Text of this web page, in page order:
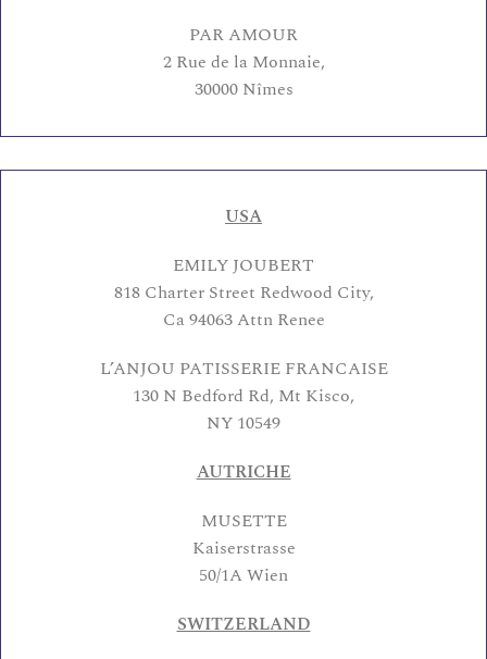
PAR AMOUR
2 Rue de la Monnaie,
30000 Nîmes
USA
EMILY JOUBERT
818 Charter Street Redwood City,
Ca 94063 Attn Renee
L’ANJOU PATISSERIE FRANCAISE
130 N Bedford Rd, Mt Kisco,
NY 10549
AUTRICHE
MUSETTE
Kaiserstrasse
50/1A Wien
SWITZERLAND